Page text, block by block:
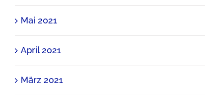
Mai 2021
April 2021
März 2021